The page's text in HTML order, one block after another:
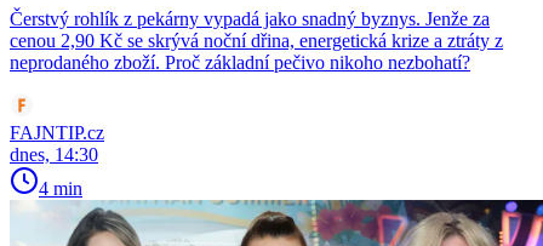
Čerstvý rohlík z pekárny vypadá jako snadný byznys. Jenže za
cenou 2,90 Kč se skrývá noční dřina, energetická krize a ztráty z
neprodaného zboží. Proč základní pečivo nikoho nezbohatí?
FAJNTIP.cz
dnes, 14:30
4 min